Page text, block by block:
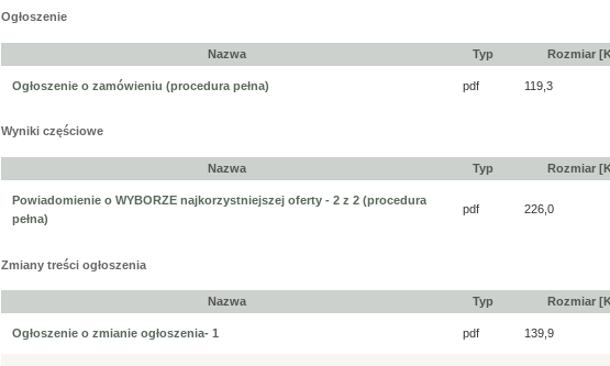
Ogłoszenie
Nazwa Typ Rozmiar
Ogłoszenie o zamówieniu (procedura pełna) pdf 119,3
Wyniki częściowe
Nazwa Typ Rozmiar
Powiadomienie o WYBORZE najkorzystniejszej oferty - 2 z 2 (procedura
pełna)
pdf 226,0
Zmiany treści ogłoszenia
Nazwa Typ Rozmiar
Ogłoszenie o zmianie ogłoszenia- 1 pdf 139,9